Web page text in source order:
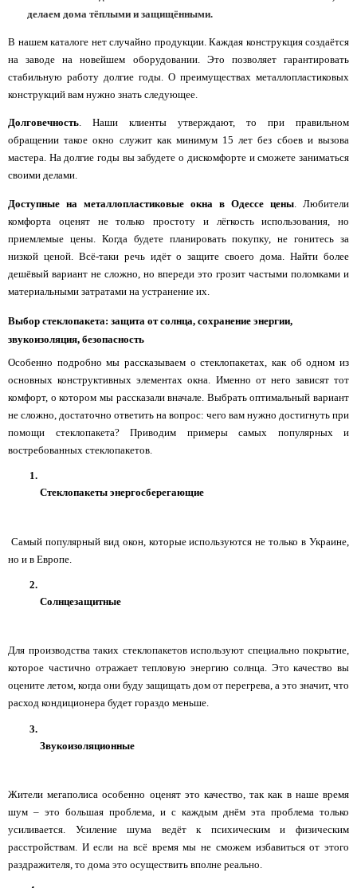
делаем дома тёплыми и защищёнными.
В нашем каталоге нет случайно продукции. Каждая конструкция создаётся
на заводе на новейшем оборудовании. Это позволяет гарантировать
стабильную работу долгие годы. О преимуществах металлопластиковых
конструкций вам нужно знать следующее.
Долговечность. Наши клиенты утверждают, то при правильном
обращении такое окно служит как минимум 15 лет без сбоев и вызова
мастера. На долгие годы вы забудете о дискомфорте и сможете заниматься
своими делами.
Доступные на металлопластиковые окна в Одессе цены . Любители
комфорта оценят не только простоту и лёгкость использования, но
приемлемые цены. Когда будете планировать покупку, не гонитесь за
низкой ценой. Всё-таки речь идёт о защите своего дома. Найти более
дешёвый вариант не сложно, но впереди это грозит частыми поломками и
материальными затратами на устранение их.
Выбор стеклопакета: защита от солнца, сохранение энергии,
звукоизоляция, безопасность
Особенно подробно мы рассказываем о стеклопакетах, как об одном из
основных конструктивных элементах окна. Именно от него зависят тот
комфорт, о котором мы рассказали вначале. Выбрать оптимальный вариант
не сложно, достаточно ответить на вопрос: чего вам нужно достигнуть при
помощи стеклопакета? Приводим примеры самых популярных и
востребованных стеклопакетов.
Стеклопакеты энергосберегающие
но и в Европе.
Солнцезащитные
Для производства таких стеклопакетов используют специально покрытие,
которое частично отражает тепловую энергию солнца. Это качество вы
оцените летом, когда они буду защищать дом от перегрева, а это значит, что
расход кондиционера будет гораздо меньше.
Звукоизоляционные
Жители мегаполиса особенно оценят это качество, так как в наше время
шум – это большая проблема, и с каждым днём эта проблема только
усиливается. Усиление шума ведёт к психическим и физическим
расстройствам. И если на всё время мы не сможем избавиться от этого
раздражителя, то дома это осуществить вполне реально.